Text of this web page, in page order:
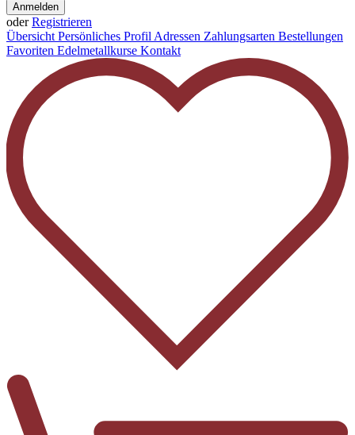
Anmelden
oderRegistrieren
ÜbersichtPersönliches ProfilAdressen Zahlungsarten Bestellungen
Favoriten Edelmetallkurse Kontakt